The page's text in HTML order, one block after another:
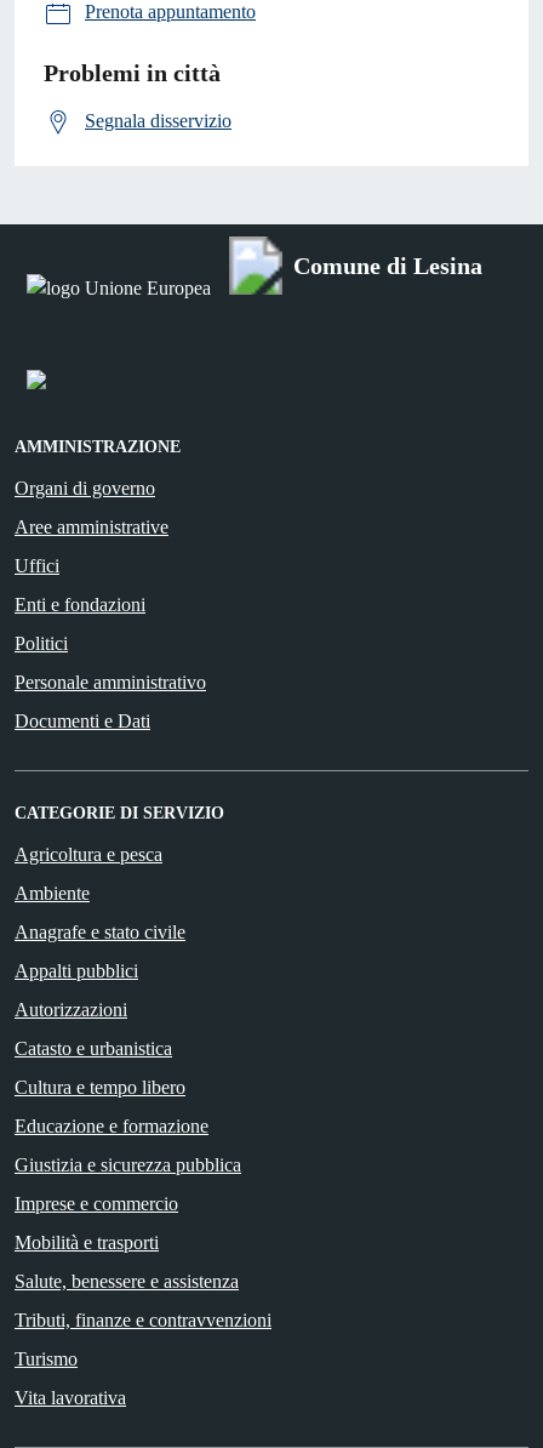
Prenota appuntamento
Problemi in città
Segnala disservizio
Comune di Lesina
AMMINISTRAZIONE
Organi di governo
Aree amministrative
Uffici
Enti e fondazioni
Politici
Personale amministrativo
Documenti e Dati
CATEGORIE DI SERVIZIO
Agricoltura e pesca
Ambiente
Anagrafe e stato civile
Appalti pubblici
Autorizzazioni
Catasto e urbanistica
Cultura e tempo libero
Educazione e formazione
Giustizia e sicurezza pubblica
Imprese e commercio
Mobilità e trasporti
Salute, benessere e assistenza
Tributi, finanze e contravvenzioni
Turismo
Vita lavorativa